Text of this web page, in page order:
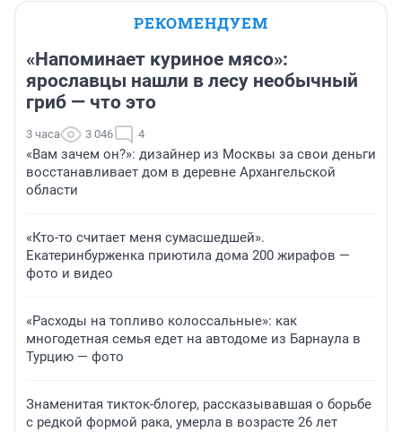
РЕКОМЕНДУЕМ
«Напоминает куриное мясо»:
ярославцы нашли в лесу необычный
гриб — что это
3 часа 3 046 4
«Вам зачем он?»: дизайнер из Москвы за свои деньги
восстанавливает дом в деревне Архангельской
области
«Кто-то считает меня сумасшедшей».
Екатеринбурженка приютила дома 200 жирафов —
фото и видео
«Расходы на топливо колоссальные»: как
многодетная семья едет на автодоме из Барнаула в
Турцию — фото
Знаменитая тикток-блогер, рассказывавшая о борьбе
с редкой формой рака, умерла в возрасте 26 лет